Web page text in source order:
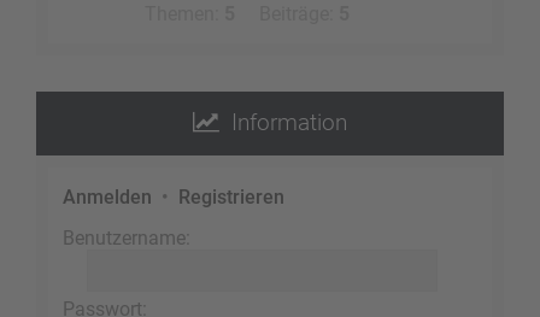
Information
Anmelden • Registrieren
Benutzername:
Passwort: